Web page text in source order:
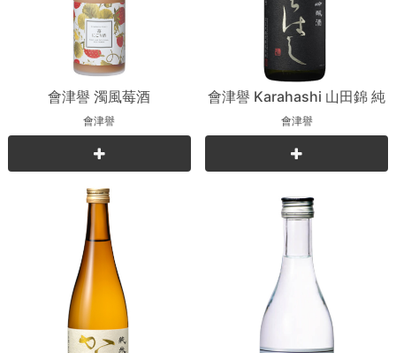
會津譽 濁風莓酒
會津譽
會津譽 Karahashi 山田錦 純
米吟釀
會津譽